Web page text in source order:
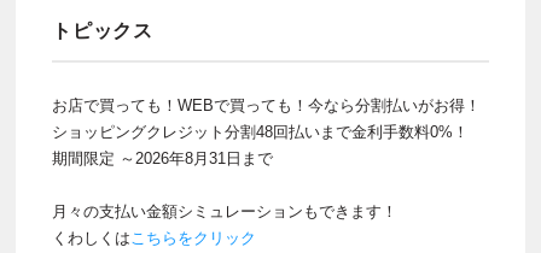
トピックス
お店で買っても！WEBで買っても！今なら分割払いがお得！
ショッピングクレジット分割48回払いまで金利手数料0%！
期間限定 ～2026年8月31日まで
月々の支払い金額シミュレーションもできます！
くわしくはこちらをクリック